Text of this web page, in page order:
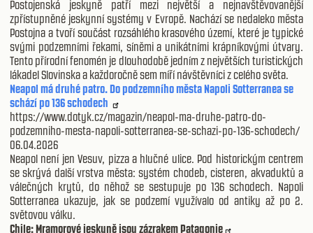
Postojenská jeskyně patří mezi největší a nejnavštěvovanější
zpřístupněné jeskynní systémy v Evropě. Nachází se nedaleko města
Postojna a tvoří součást rozsáhlého krasového území, které je typické
svými podzemními řekami, síněmi a unikátními krápníkovými útvary.
Tento přírodní fenomén je dlouhodobě jedním z největších turistických
lákadel Slovinska a každoročně sem míří návštěvníci z celého světa.
Neapol má druhé patro. Do podzemního města Napoli Sotterranea se
schází po 136 schodech
https://www.dotyk.cz/magazin/neapol-ma-druhe-patro-do-
podzemniho-mesta-napoli-sotterranea-se-schazi-po-136-schodech/
06.04.2026
Neapol není jen Vesuv, pizza a hlučné ulice. Pod historickým centrem
se skrývá další vrstva města: systém chodeb, cisteren, akvaduktů a
válečných krytů, do něhož se sestupuje po 136 schodech. Napoli
Sotterranea ukazuje, jak se podzemí využívalo od antiky až po 2.
světovou válku.
Chile: Mramorové jeskyně jsou zázrakem Patagonie